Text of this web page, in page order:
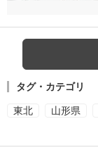
タグ・カテゴリ
東北 山形県